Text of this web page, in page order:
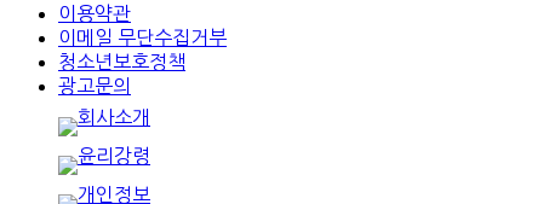
이용약관
이메일 무단수집거부
청소년보호정책
광고문의